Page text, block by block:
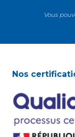
Vous
Nos